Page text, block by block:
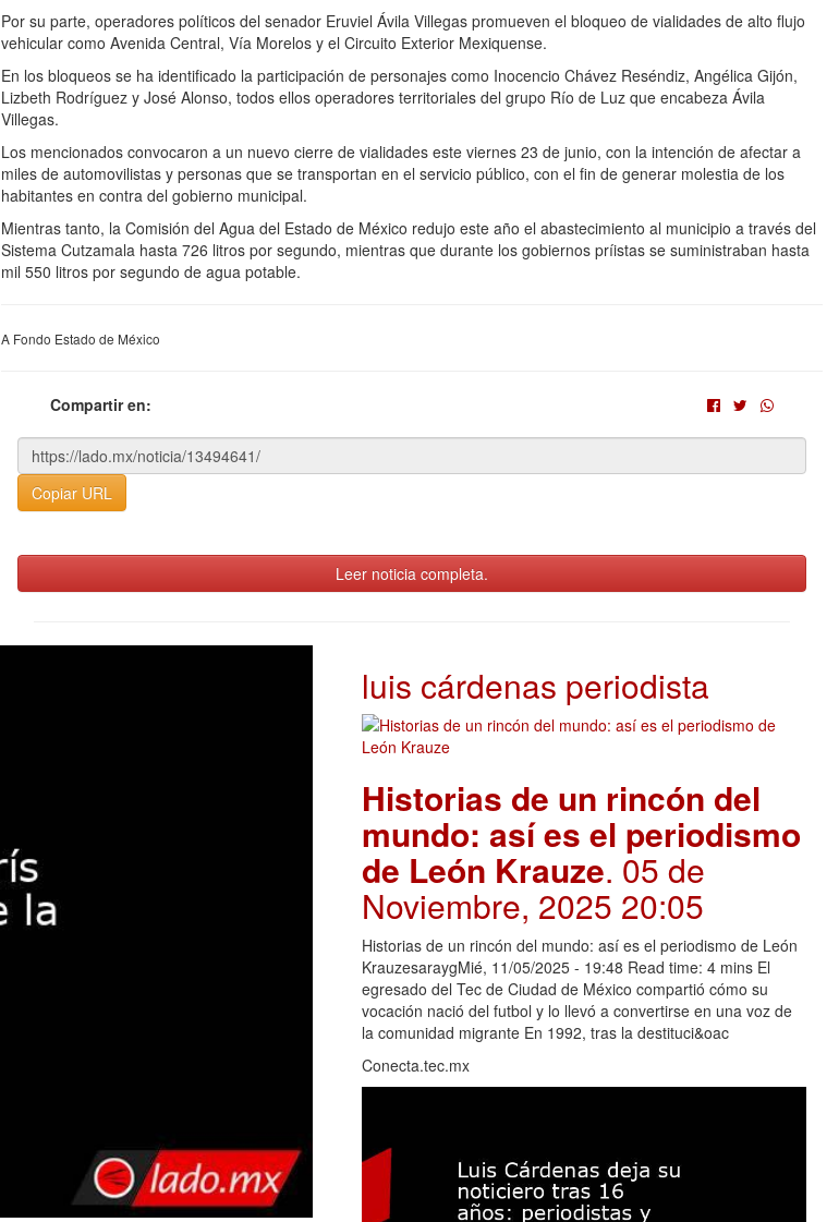
Por su parte, operadores políticos del senador Eruviel Ávila Villegas promueven el bloqueo de vialidades de alto flujo
vehicular como Avenida Central, Vía Morelos y el Circuito Exterior Mexiquense.
En los bloqueos se ha identificado la participación de personajes como Inocencio Chávez Reséndiz, Angélica Gijón,
Lizbeth Rodríguez y José Alonso, todos ellos operadores territoriales del grupo Río de Luz que encabeza Ávila
Villegas.
Los mencionados convocaron a un nuevo cierre de vialidades este viernes 23 de junio, con la intención de afectar a
miles de automovilistas y personas que se transportan en el servicio público, con el fin de generar molestia de los
habitantes en contra del gobierno municipal.
Mientras tanto, la Comisión del Agua del Estado de México redujo este año el abastecimiento al municipio a través del
Sistema Cutzamala hasta 726 litros por segundo, mientras que durante los gobiernos príistas se suministraban hasta
mil 550 litros por segundo de agua potable.
A Fondo Estado de México
Compartir en:
Copiar URL
Leer noticia completa.
luis cárdenas periodista
Historias de un rincón del
mundo: así es el periodismo
de León Krauze. 05 de
Noviembre, 2025 20:05
Historias de un rincón del mundo: así es el periodismo de León
KrauzesaraygMié, 11/05/2025 - 19:48 Read time: 4 mins El
egresado del Tec de Ciudad de México compartió cómo su
vocación nació del futbol y lo llevó a convertirse en una voz de
la comunidad migrante En 1992, tras la destituci&oac
Conecta.tec.mx